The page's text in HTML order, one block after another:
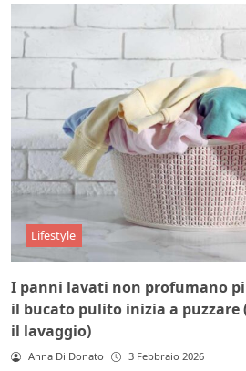
Lifestyle
I panni lavati non profumano
il bucato pulito inizia a puzzare
il lavaggio)
Anna Di Donato 3 Febbraio 2026